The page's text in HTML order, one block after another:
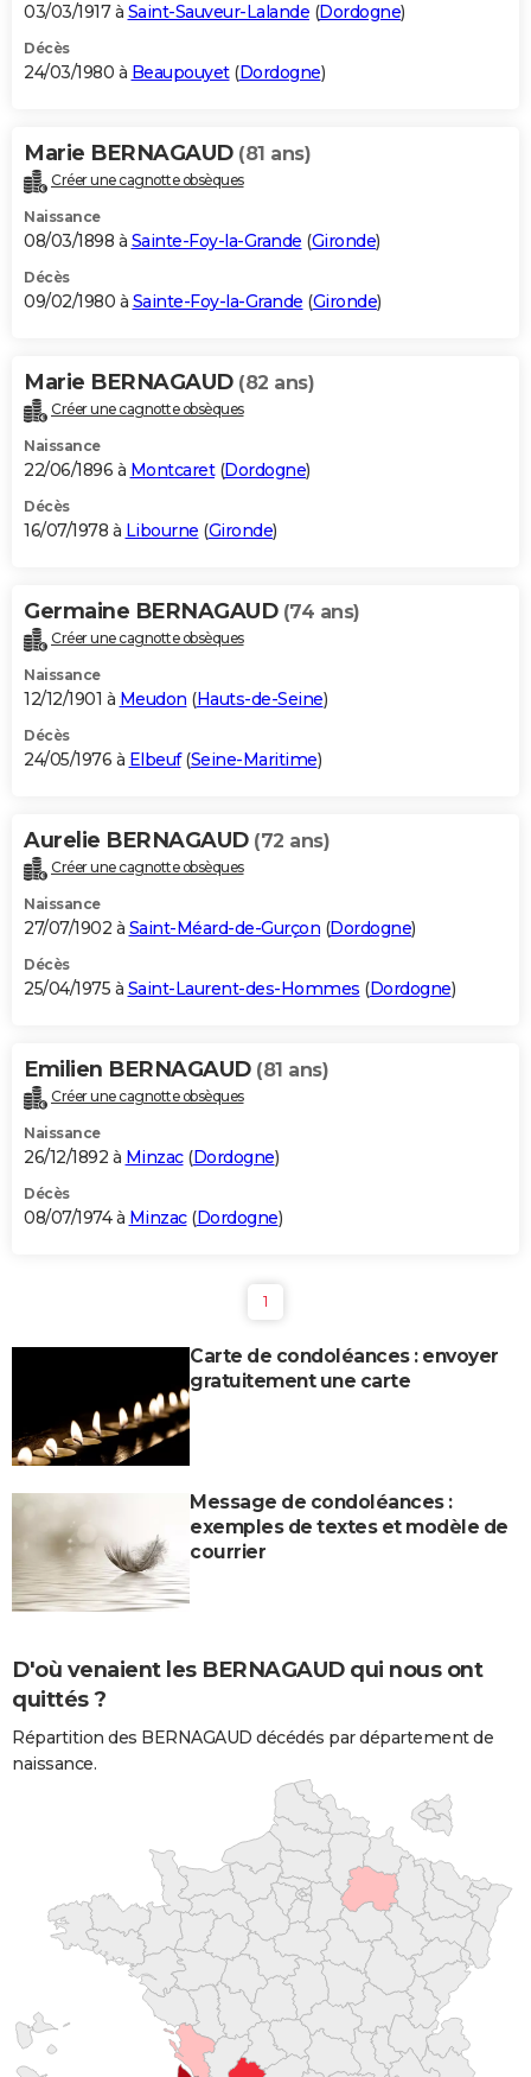
03/03/1917 à Saint-Sauveur-Lalande (Dordogne)
Décès
24/03/1980 à Beaupouyet(Dordogne)
Marie BERNAGAUD (81 ans)
Créer une cagnotte obsèques
Naissance
08/03/1898 à Sainte-Foy-la-Grande (Gironde)
Décès
09/02/1980 à Sainte-Foy-la-Grande (Gironde)
Marie BERNAGAUD (82 ans)
Créer une cagnotte obsèques
Naissance
22/06/1896 à Montcaret(Dordogne)
Décès
16/07/1978 à Libourne (Gironde)
Germaine BERNAGAUD (74 ans)
Créer une cagnotte obsèques
Naissance
12/12/1901 à Meudon (Hauts-de-Seine)
Décès
24/05/1976 à Elbeuf(Seine-Maritime)
Aurelie BERNAGAUD (72 ans)
Créer une cagnotte obsèques
Naissance
27/07/1902 à Saint-Méard-de-Gurçon (Dordogne)
Décès
25/04/1975 à Saint-Laurent-des-Hommes (Dordogne)
Emilien BERNAGAUD (81 ans)
Créer une cagnotte obsèques
Naissance
26/12/1892 à Minzac(Dordogne)
Décès
08/07/1974 à Minzac(Dordogne)
1
Carte de condoléances : envoyer
gratuitement une carte
Message de condoléances :
exemples de textes et modèle de
courrier
D'où venaient les BERNAGAUD qui nous ont
quittés ?
Répartition des BERNAGAUD décédés par département de
naissance.